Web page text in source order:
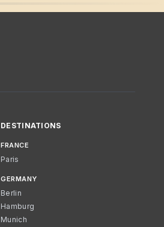
DESTINATIONS
FRANCE
Paris
GERMANY
Berlin
Hamburg
Munich